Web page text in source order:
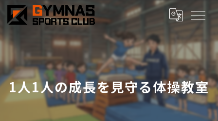
1人1人の成長を見守る体操教室